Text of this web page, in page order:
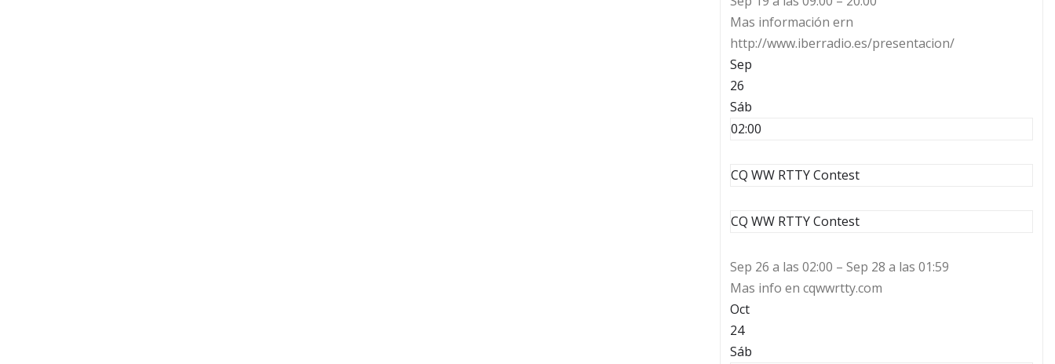
Mas información ern
http://www.iberradio.es/presentacion/
Sep
26
Sáb
02:00
CQ WW RTTY Contest
CQ WW RTTY Contest
Sep 26 a las 02:00 – Sep 28 a las 01:59
Mas info en cqwwrtty.com
Oct
24
Sáb